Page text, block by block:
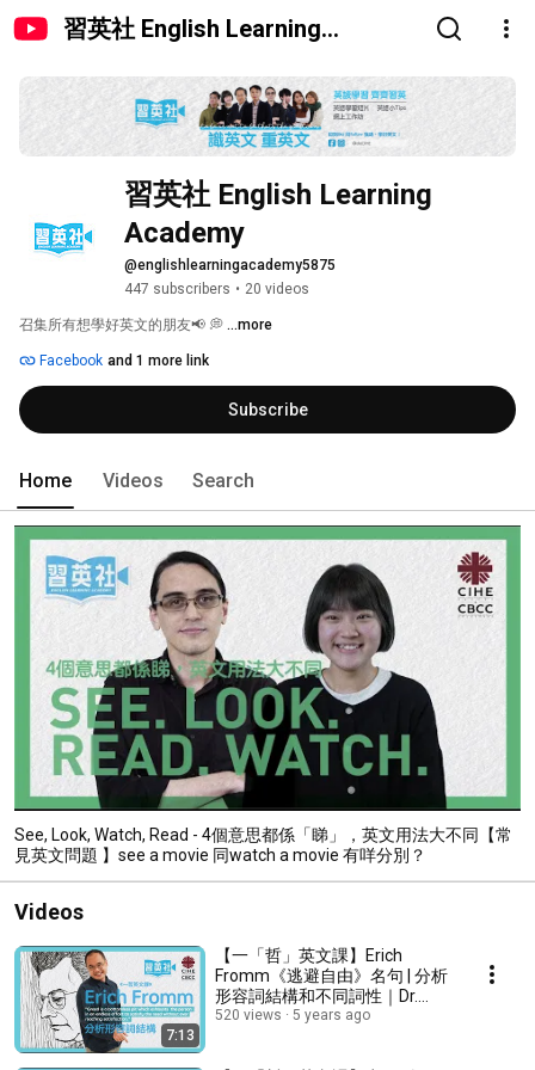
習英社 English Learning
習英社 English Learning
Academy
@englishlearningacademy5875
447 subscribers • 20 videos
召集所有想學好英文的朋友📢 💭 ...more
Facebook and 1 more link
Subscribe
Home Videos Search
See, Look, Watch, Read - 4個意思都係「睇」，英文用法大不同【常
見英文問題 】see a movie 同watch a movie 有咩分別？
Videos
7:13
【一「哲」英文課】Erich
Fromm《逃避自由》名句 | 分析
形容詞結構和不同詞性｜Dr.
Roger Lee
520 views 5 years ago